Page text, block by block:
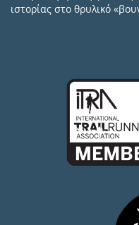
ιστορίας στο θρυλικό